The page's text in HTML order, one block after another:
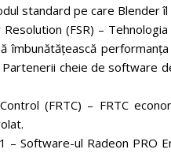
standard pe care Blender
Resolution (FSR) –
îmbunătățească
cheie de software
(FRTC) – FRTC
– Software-ul Radeon